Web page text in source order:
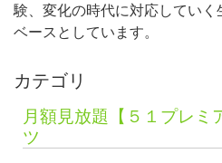
験、変化の時代に対応してい
ベースとしています。
カテゴリ
月額見放題【５１プレミ
ツ